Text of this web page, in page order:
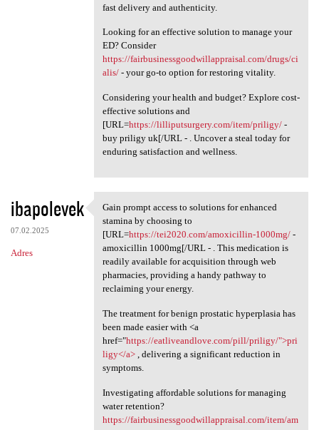
fast delivery and authenticity.
Looking for an effective solution to manage your
ED? Consider
https://fairbusinessgoodwillappraisal.com/drugs/ci
alis/- your go-to option for restoring vitality.
Considering your health and budget? Explore cost-
effective solutions and
[URL=https://lilliputsurgery.com/item/priligy/-
buy priligy uk[/URL - . Uncover a steal today for
enduring satisfaction and wellness.
ibapolevek
07.02.2025
Adres
Gain prompt access to
Gain prompt access to solutions for enhanced
stamina by choosing to
[URL=https://tei2020.com/amoxicillin-1000mg/-
amoxicillin 1000mg[/URL - . This medication is
readily available for acquisition through web
pharmacies, providing a handy pathway to
reclaiming your energy.
The treatment for benign prostatic hyperplasia has
been made easier with <a
href="https://eatliveandlove.com/pill/priligy/">pri
ligy</a>, delivering a significant reduction in
symptoms.
Investigating affordable solutions for managing
water retention?
https://fairbusinessgoodwillappraisal.com/item/am